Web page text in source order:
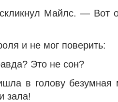
Майлс. — Вот
и не мог поверить:
Это не сон?
в голову
зала!